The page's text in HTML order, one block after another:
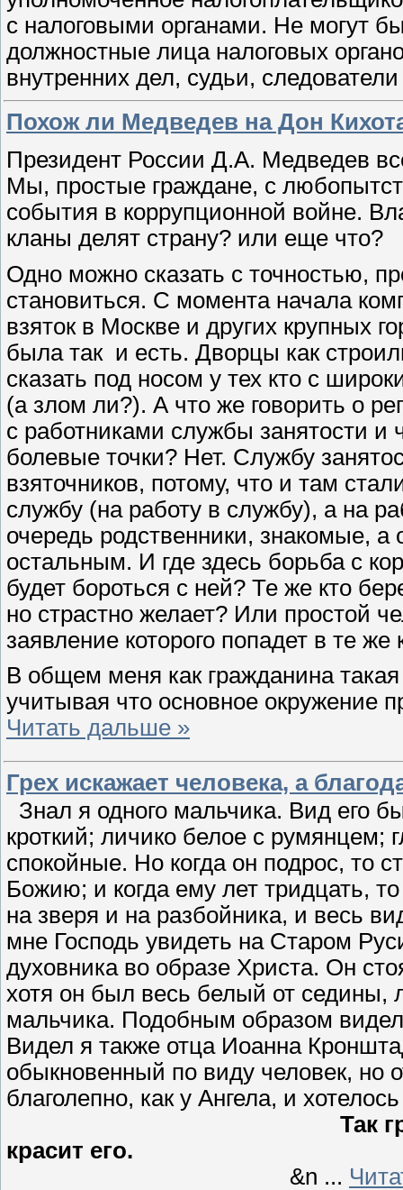
с налоговыми органами. Не могут
должностные лица налоговых
внутренних дел, судьи,
Похож ли Медведев на Дон
Президент России Д.А. Медведев
Мы, простые граждане, с
события в коррупционной войне.
кланы делят страну? или еще что?
Одно можно сказать с точностью,
становиться. С момента начала
взяток в Москве и других крупных
была так и есть. Дворцы как
сказать под носом у тех кто с
(а злом ли?). А что же говорить о
с работниками службы занятости
болевые точки? Нет. Службу
взяточников, потому, что и там
службу (на работу в службу), а на
очередь родственники, знакомые,
остальным. И где здесь борьба с
будет бороться с ней? Те же кто
но страстно желает? Или простой
заявление которого попадет в те
В общем меня как гражданина
учитывая что основное окружение
Читать дальше »
Грех искажает человека, а
Знал я одного мальчика. Вид его
кроткий; личико белое с румянцем;
спокойные. Но когда он подрос, то
Божию; и когда ему лет тридцать,
на зверя и на разбойника, и весь
мне Господь увидеть на Старом
духовника во образе Христа. Он
хотя он был весь белый от
мальчика. Подобным образом
Видел я также отца Иоанна
обыкновенный по виду человек, но
благолепно, как у Ангела, и
Так
красит его.
&n ...